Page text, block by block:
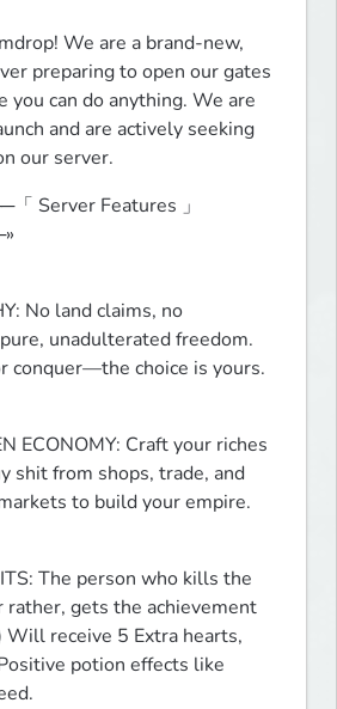
We are a brand-new,
preparing to open our gates
you can do anything. We are
and are actively seeking
our server.
Server Features 」
unadulterated freedom.
conquer—the choice is yours.
shit from shops, trade, and
to build your empire.
rather, gets the achievement
Will receive 5 Extra hearts,
potion effects like